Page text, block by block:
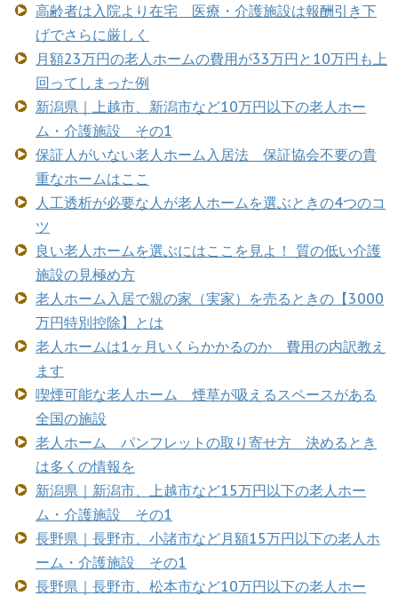
高齢者は入院より在宅 医療・介護施設は報酬引き下
げでさらに厳しく
月額23万円の老人ホームの費用が33万円と10万円も上
回ってしまった例
新潟県｜上越市、新潟市など10万円以下の老人ホー
ム・介護施設 その1
保証人がいない老人ホーム入居法 保証協会不要の貴
重なホームはここ
人工透析が必要な人が老人ホームを選ぶときの4つのコ
ツ
良い老人ホームを選ぶにはここを見よ！ 質の低い介護
施設の見極め方
老人ホーム入居で親の家（実家）を売るときの【3000
万円特別控除】とは
老人ホームは1ヶ月いくらかかるのか 費用の内訳教え
ます
喫煙可能な老人ホーム 煙草が吸えるスペースがある
全国の施設
老人ホーム パンフレットの取り寄せ方 決めるとき
は多くの情報を
新潟県｜新潟市、上越市など15万円以下の老人ホー
ム・介護施設 その1
長野県｜長野市、小諸市など月額15万円以下の老人ホ
ーム・介護施設 その1
長野県｜長野市、松本市など10万円以下の老人ホー